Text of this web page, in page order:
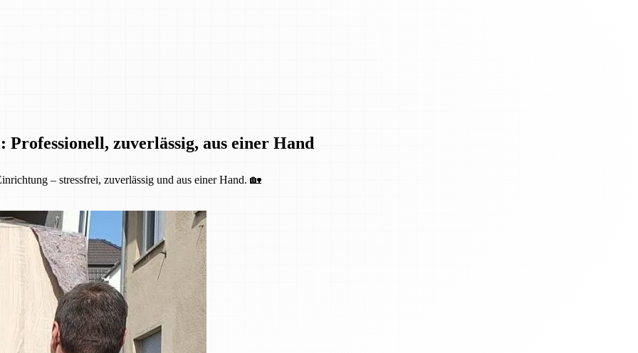
zuverlässig, aus einer Hand
– stressfrei, zuverlässig und aus einer Hand. 🏡